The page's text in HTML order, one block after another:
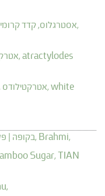
אסטרגלוס,קדד קרומי,
אטרקטילודס, atractylodes
אטרקטילודס, white
בקופה | פשטה שרועה, Brahmi,
Sugar, TIAN